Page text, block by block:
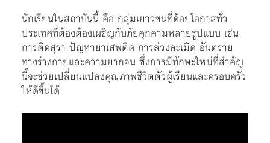
นักเรียนในสถาบันนี้ คือ กลุ่มเยาวชนที่ด้อยโอกาสทั่ว
ประเทศที่ต้องต้องเผชิญกับภัยคุกคามหลายรูปแบบ เช่น
การติดสุรา ปัญหายาเสพติด การล่วงละเมิด อันตราย
ทางร่างกายและความยากจน ซึ่งการมีทักษะใหม่ที่สำคัญ
นี้จะช่วยเปลี่ยนแปลงคุณภาพชีวิตตัวผู้เรียนและครอบครัว
ให้ดีขึ้นได้